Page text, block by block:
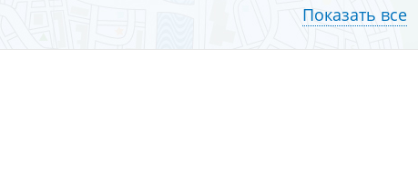
Показать все